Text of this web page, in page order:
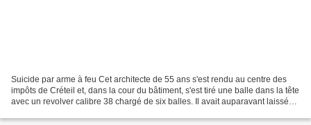
Suicide par arme à feu Cet architecte de 55 ans s'est rendu au centre des
impôts de Créteil et, dans la cour du bâtiment, s'est tiré une balle dans la tête
avec un revolver calibre 38 chargé de six balles. Il avait auparavant laissé